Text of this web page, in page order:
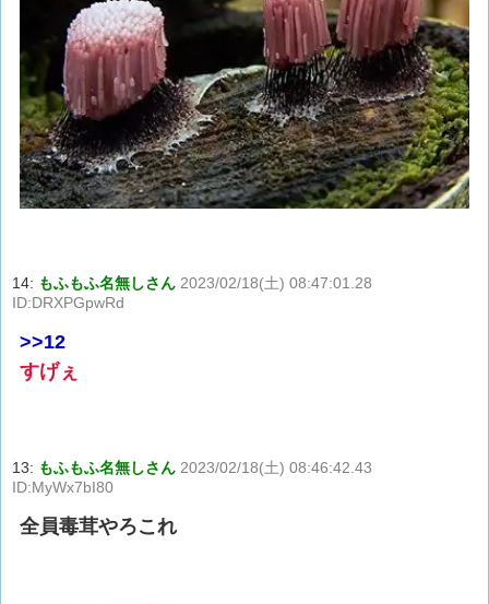
14: もふもふ名無しさん 2023/02/18(土) 08:47:01.28
ID:DRXPGpwRd
>>12
すげぇ
13: もふもふ名無しさん 2023/02/18(土) 08:46:42.43
ID:MyWx7bI80
全員毒茸やろこれ